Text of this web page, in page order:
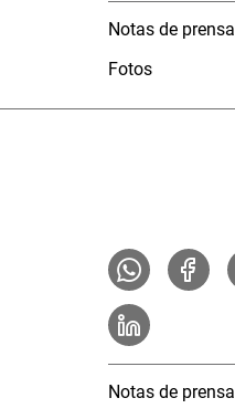
Notas de prensa
Fotos
Notas de prensa